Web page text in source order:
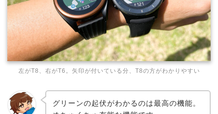
左がT8、右がT6。矢印が付いている分、T8の方がわかりやすい
グリーンの起伏がわかるのは最高の機能。